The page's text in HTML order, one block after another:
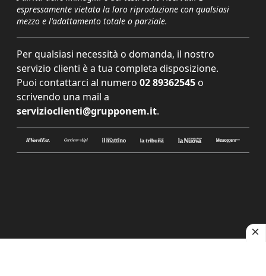
espressamente vietata la loro riproduzione con qualsiasi
mezzo e l'adattamento totale o parziale.
Per qualsiasi necessità o domanda, il nostro
servizio clienti è a tua completa disposizione.
Puoi contattarci al numero 02 89362545 o
scrivendo una mail a
servizioclienti@grupponem.it.